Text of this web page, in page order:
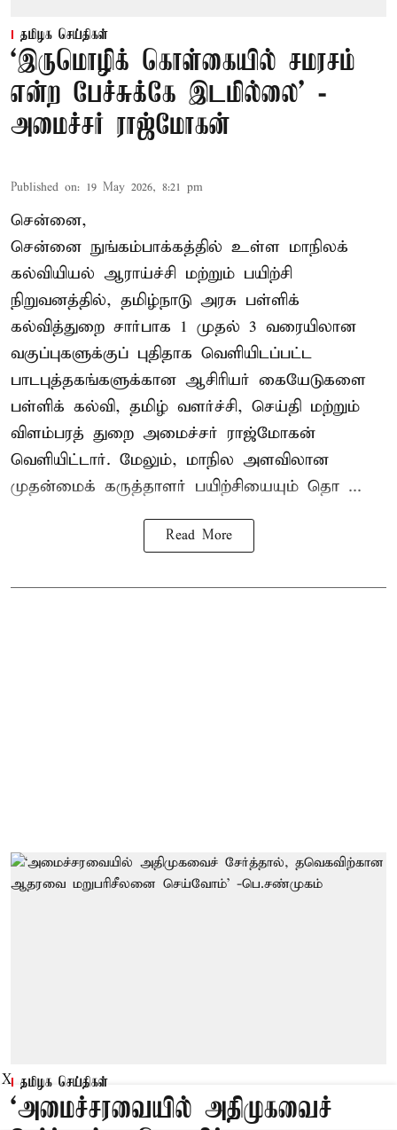
தமிழக செய்திகள்
‘இருமொழிக் கொள்கையில் சமரசம்
என்ற பேச்சுக்கே இடமில்லை’ -
அமைச்சர் ராஜ்மோகன்
Published on: 19 May 2026, 8:21 pm
சென்னை,
சென்னை நுங்கம்பாக்கத்தில் உள்ள மாநிலக்
கல்வியியல் ஆராய்ச்சி மற்றும் பயிற்சி
நிறுவனத்தில், தமிழ்நாடு அரசு பள்ளிக்
கல்வித்துறை சார்பாக 1 முதல் 3 வரையிலான
வகுப்புகளுக்குப் புதிதாக வெளியிடப்பட்ட
பாடபுத்தகங்களுக்கான ஆசிரியர் கையேடுகளை
பள்ளிக் கல்வி, தமிழ் வளர்ச்சி, செய்தி மற்றும்
விளம்பரத் துறை அமைச்சர் ராஜ்மோகன்
வெளியிட்டார். மேலும், மாநில அளவிலான
முதன்மைக் கருத்தாளர் பயிற்சியையும் தொ ...
Read More
தமிழக செய்திகள்
‘அமைச்சரவையில் அதிமுகவைச்
X